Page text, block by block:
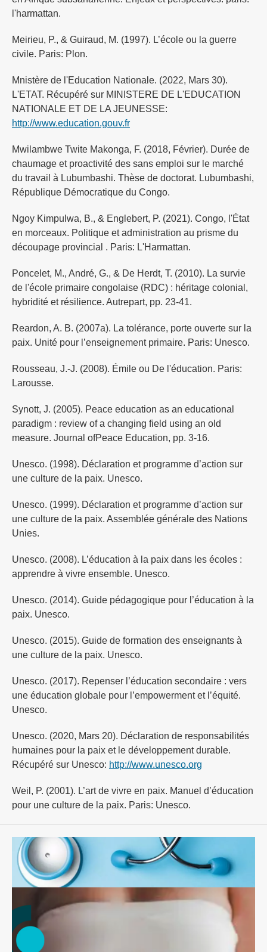
l'harmattan.
Meirieu, P., & Guiraud, M. (1997). L’école ou la guerre
civile. Paris: Plon.
Mnistère de l'Education Nationale. (2022, Mars 30).
L'ETAT. Récupéré sur MINISTERE DE L'EDUCATION
NATIONALE ET DE LA JEUNESSE:
http://www.education.gouv.fr
Mwilambwe Twite Makonga, F. (2018, Février). Durée de
chaumage et proactivité des sans emploi sur le marché
du travail à Lubumbashi. Thèse de doctorat. Lubumbashi,
République Démocratique du Congo.
Ngoy Kimpulwa, B., & Englebert, P. (2021). Congo, l'État
en morceaux. Politique et administration au prisme du
découpage provincial . Paris: L'Harmattan.
Poncelet, M., André, G., & De Herdt, T. (2010). La survie
de l'école primaire congolaise (RDC) : héritage colonial,
hybridité et résilience. Autrepart, pp. 23-41.
Reardon, A. B. (2007a). La tolérance, porte ouverte sur la
paix. Unité pour l’enseignement primaire. Paris: Unesco.
Rousseau, J.-J. (2008). Émile ou De l'éducation. Paris:
Larousse.
Synott, J. (2005). Peace education as an educational
paradigm : review of a changing field using an old
measure. Journal ofPeace Education, pp. 3-16.
Unesco. (1998). Déclaration et programme d’action sur
une culture de la paix. Unesco.
Unesco. (1999). Déclaration et programme d’action sur
une culture de la paix. Assemblée générale des Nations
Unies.
Unesco. (2008). L’éducation à la paix dans les écoles :
apprendre à vivre ensemble. Unesco.
Unesco. (2014). Guide pédagogique pour l’éducation à la
paix. Unesco.
Unesco. (2015). Guide de formation des enseignants à
une culture de la paix. Unesco.
Unesco. (2017). Repenser l’éducation secondaire : vers
une éducation globale pour l’empowerment et l’équité.
Unesco.
Unesco. (2020, Mars 20). Déclaration de responsabilités
humaines pour la paix et le développement durable.
Récupéré sur Unesco: http://www.unesco.org
Weil, P. (2001). L’art de vivre en paix. Manuel d’éducation
pour une culture de la paix. Paris: Unesco.